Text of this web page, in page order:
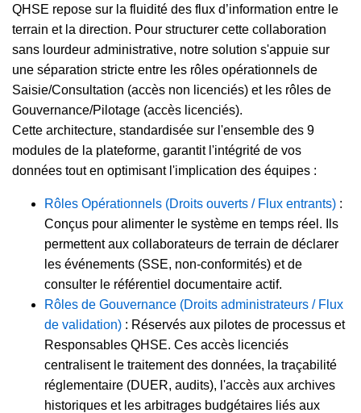
QHSE repose sur la fluidité des flux d’information entre le
terrain et la direction. Pour structurer cette collaboration
sans lourdeur administrative, notre solution s'appuie sur
une séparation stricte entre les rôles opérationnels de
Saisie/Consultation (accès non licenciés) et les rôles de
Gouvernance/Pilotage (accès licenciés).
Cette architecture, standardisée sur l'ensemble des 9
modules de la plateforme, garantit l'intégrité de vos
données tout en optimisant l'implication des équipes :
Rôles Opérationnels (Droits ouverts / Flux entrants) :
Conçus pour alimenter le système en temps réel. Ils
permettent aux collaborateurs de terrain de déclarer
les événements (SSE, non-conformités) et de
consulter le référentiel documentaire actif.
Rôles de Gouvernance (Droits administrateurs / Flux
de validation) : Réservés aux pilotes de processus et
Responsables QHSE. Ces accès licenciés
centralisent le traitement des données, la traçabilité
réglementaire (DUER, audits), l'accès aux archives
historiques et les arbitrages budgétaires liés aux